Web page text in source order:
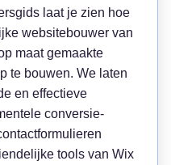
laat je zien hoe
websitebouwer van
maat gemaakte
te bouwen. We laten
en effectieve
conversie-
tools van Wix